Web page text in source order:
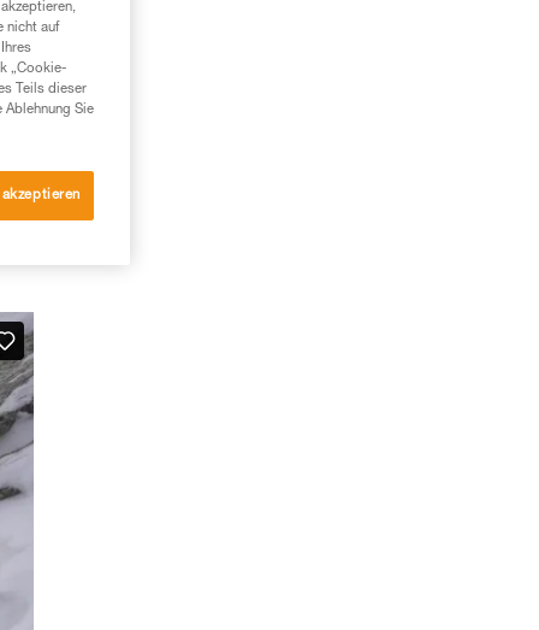
nicht auf
„Cookie-
Teils dieser
Ablehnung Sie